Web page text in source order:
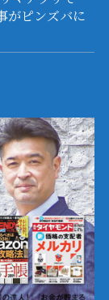
がピンズバに